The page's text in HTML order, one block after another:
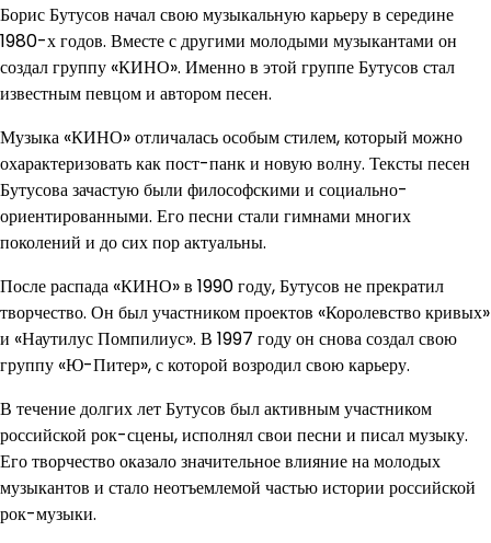
Борис Бутусов начал свою музыкальную карьеру в середине
1980-х годов. Вместе с другими молодыми музыкантами он
создал группу «КИНО». Именно в этой группе Бутусов стал
известным певцом и автором песен.
Музыка «КИНО» отличалась особым стилем, который можно
охарактеризовать как пост-панк и новую волну. Тексты песен
Бутусова зачастую были философскими и социально-
ориентированными. Его песни стали гимнами многих
поколений и до сих пор актуальны.
После распада «КИНО» в 1990 году, Бутусов не прекратил
творчество. Он был участником проектов «Королевство кривых»
и «Наутилус Помпилиус». В 1997 году он снова создал свою
группу «Ю-Питер», с которой возродил свою карьеру.
В течение долгих лет Бутусов был активным участником
российской рок-сцены, исполнял свои песни и писал музыку.
Его творчество оказало значительное влияние на молодых
музыкантов и стало неотъемлемой частью истории российской
рок-музыки.